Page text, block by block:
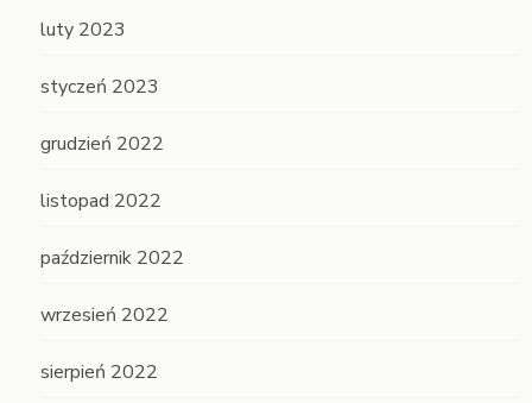
luty 2023
styczeń 2023
grudzień 2022
listopad 2022
październik 2022
wrzesień 2022
sierpień 2022